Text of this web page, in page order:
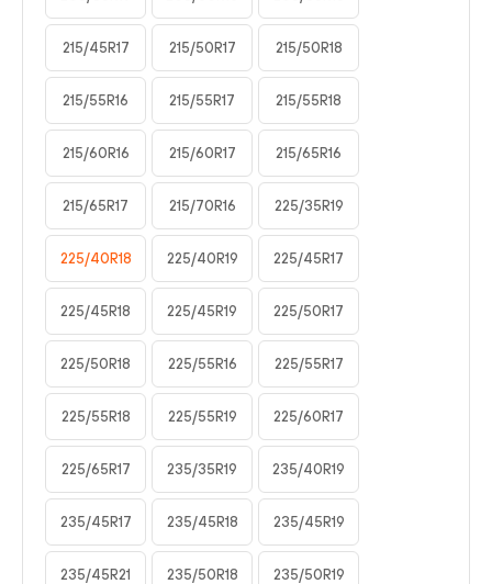
215/45R17 215/50R17 215/50R18
215/55R16 215/55R17 215/55R18
215/60R16 215/60R17 215/65R16
215/65R17 215/70R16 225/35R19
225/40R18 225/40R19 225/45R17
225/45R18 225/45R19 225/50R17
225/50R18 225/55R16 225/55R17
225/55R18 225/55R19 225/60R17
225/65R17 235/35R19 235/40R19
235/45R17 235/45R18 235/45R19
235/45R21 235/50R18 235/50R19